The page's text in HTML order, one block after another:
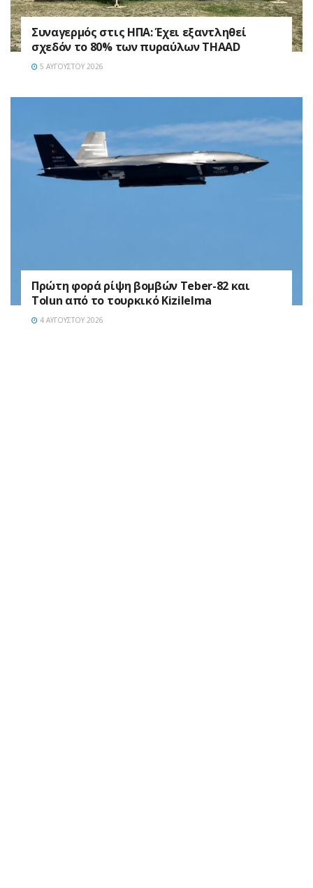
Συναγερμός στις ΗΠΑ: Έχει εξαντληθεί
σχεδόν το 80% των πυραύλων THAAD
5 ΑΥΓΟΎΣΤΟΥ 2026
Πρώτη φορά ρίψη βομβών Teber-82 και
Tolun από το τουρκικό Kizilelma
4 ΑΥΓΟΎΣΤΟΥ 2026